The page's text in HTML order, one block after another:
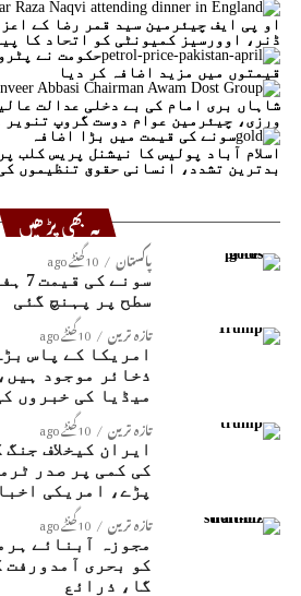
او پی ایف چیئرمین سید قمر رضا کے
ڈنر، اوورسیز کمیونٹی کو اتحاد کا
حکومت نے
قیمتوں میں مزید اضافہ کر دیا
شاہاں بری امام کی بے دخلی عدالت
ورزی، چیئرمین عوام دوست گروپ تنویر
سونے کی قیمت میں بڑا اضافہ
اسلام آباد پولیس کا نیشنل پریس کلب
بدترین تشدد، انسانی حقوق تنظیموں
یہ بھی پڑھیں
پاکستان 10 گھنٹے ago
سطح پر پہنچ گئی
تازہ ترین 10 گھنٹے ago
امریکا کے پاس
ذخائر موجود
میڈیا کی خبروں
تازہ ترین 10 گھنٹے ago
ایران کیخلاف
کی کمی پر صدر
پڑے، امریکی
تازہ ترین 10 گھنٹے ago
مجوزہ آبنائے
کو بحری آمدورفت
گا، ذرائع